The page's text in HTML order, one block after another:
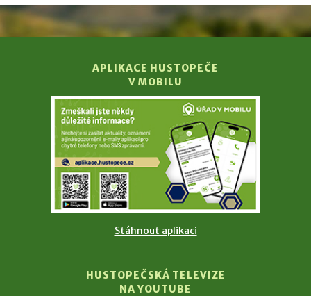
APLIKACE HUSTOPEČE
V MOBILU
Stáhnout aplikaci
HUSTOPEČSKÁ TELEVIZE
NA YOUTUBE